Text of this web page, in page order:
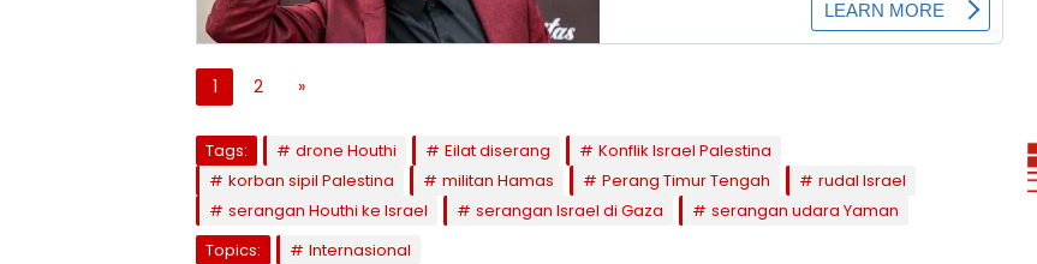
1 2 »
Tags: drone Houthi Eilat diserang
Konflik Israel Palestina
korban sipil Palestina
militan Hamas Perang Timur Tengah
rudal Israel
serangan Houthi ke Israel
serangan Israel di Gaza
serangan udara Yaman
Topics:
Internasional